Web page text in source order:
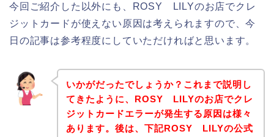
今回ご紹介した以外にも、ROSY LILYのお店でクレ
ジットカードが使えない原因は考えられますので、今
日の記事は参考程度にしていただければと思います。
いかがだったでしょうか？これまで説明し
てきたように、ROSY LILYのお店でクレ
ジットカードエラーが発生する原因は様々
あります。後は、下記ROSY LILYの公式